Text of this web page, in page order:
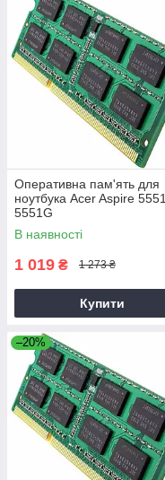
Оперативна пам'ять для
ноутбука Acer Aspire 5551,
5551G
В наявності
1 019 ₴ 1 273 ₴
Купити
–20%